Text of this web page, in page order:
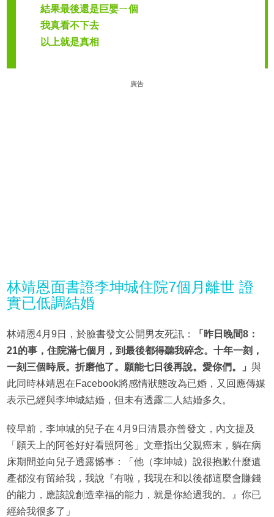
結果最後還是巨嬰ㄧ個
我真看不下去
以上就是真相
廣告
林靖恩面書證李坤城住院7個月離世 證
實已低調結婚
林靖恩4月9日，於臉書發文公開男友死訊：
「昨日晚間8：
21的事，住院滿七個月，到最後都得聽我碎念。十年一刻，
一刻三個時辰。折磨他了。願能七日後再說。愛你們。」 與
此同時林靖恩在Facebook將感情狀態改為已婚，又回應傳媒
表示已經與李坤城結婚，但未有透露二人結婚多久。
較早前，李坤城的兒子在 4月9日清晨亦曾發文，內文提及
「願天上的阿爸好好看照阿爸」文章指出父親癌末，躺在病
床期間並向兒子透露憾事：「他（李坤城）說很抱歉什麼遺
產都沒有留給我，我說『有啦，我現在和以後都這麼會賺錢
的能力，應該說創造幸福的能力，就是你給過我的。』你已
經給我很多了」